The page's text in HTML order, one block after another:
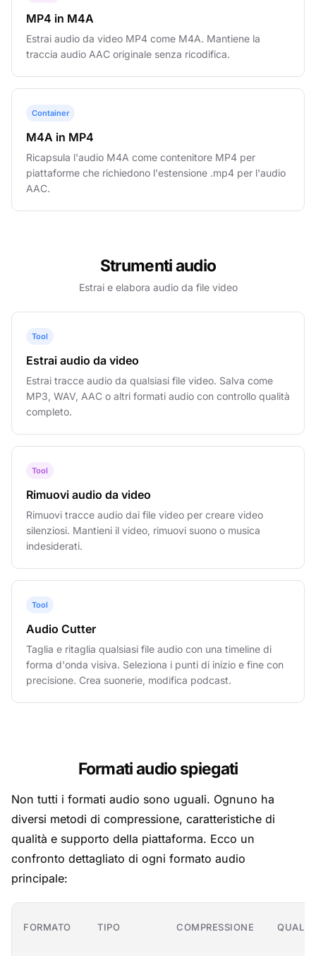
MP4 in M4A
Estrai audio da video MP4 come M4A. Mantiene la
traccia audio AAC originale senza ricodifica.
Container
M4A in MP4
Ricapsula l'audio M4A come contenitore MP4 per
piattaforme che richiedono l'estensione .mp4 per l'audio
AAC.
Strumenti audio
Estrai e elabora audio da file video
Tool
Estrai audio da video
Estrai tracce audio da qualsiasi file video. Salva come
MP3, WAV, AAC o altri formati audio con controllo qualità
completo.
Tool
Rimuovi audio da video
Rimuovi tracce audio dai file video per creare video
silenziosi. Mantieni il video, rimuovi suono o musica
indesiderati.
Tool
Audio Cutter
Taglia e ritaglia qualsiasi file audio con una timeline di
forma d'onda visiva. Seleziona i punti di inizio e fine con
precisione. Crea suonerie, modifica podcast.
Formati audio spiegati
Non tutti i formati audio sono uguali. Ognuno ha
diversi metodi di compressione, caratteristiche di
qualità e supporto della piattaforma. Ecco un
confronto dettagliato di ogni formato audio
principale:
FORMATO TIPO COMPRESSIONE